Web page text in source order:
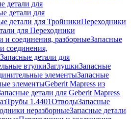
детали для
детали для
детали для ТройникиПереходники
для Переходники
и соединения, разборныеЗапасные
соединения,
Запасные детали для
втулкиЗаглушкиЗапасные
элементыЗапасные
элементыGeberit Mapress из
детали для Geberit Mapress
Трубы 1.4401ОтводыЗапасные
неразборныеЗапасные детали